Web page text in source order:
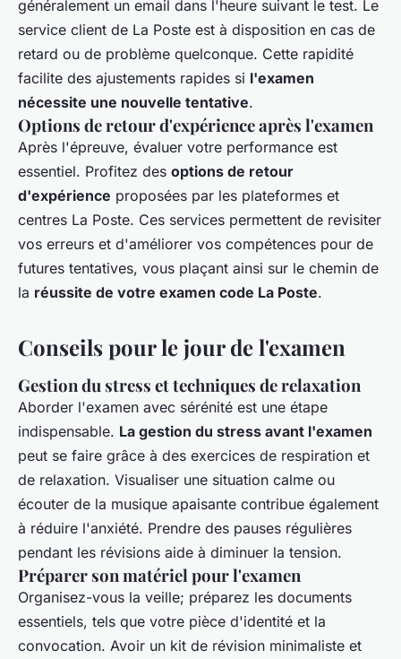
généralement un email dans l'heure suivant le test. Le
service client de La Poste est à disposition en cas de
retard ou de problème quelconque. Cette rapidité
facilite des ajustements rapides si l'examen
nécessite une nouvelle tentative.
Options de retour d'expérience après l'examen
Après l'épreuve, évaluer votre performance est
essentiel. Profitez des options de retour
d'expérience proposées par les plateformes et
centres La Poste. Ces services permettent de revisiter
vos erreurs et d'améliorer vos compétences pour de
futures tentatives, vous plaçant ainsi sur le chemin de
la réussite de votre examen code La Poste.
Conseils pour le jour de l'examen
Gestion du stress et techniques de relaxation
Aborder l'examen avec sérénité est une étape
indispensable. La gestion du stress avant l'examen
peut se faire grâce à des exercices de respiration et
de relaxation. Visualiser une situation calme ou
écouter de la musique apaisante contribue également
à réduire l'anxiété. Prendre des pauses régulières
pendant les révisions aide à diminuer la tension.
Préparer son matériel pour l'examen
Organisez-vous la veille; préparez les documents
essentiels, tels que votre pièce d'identité et la
convocation. Avoir un kit de révision minimaliste et